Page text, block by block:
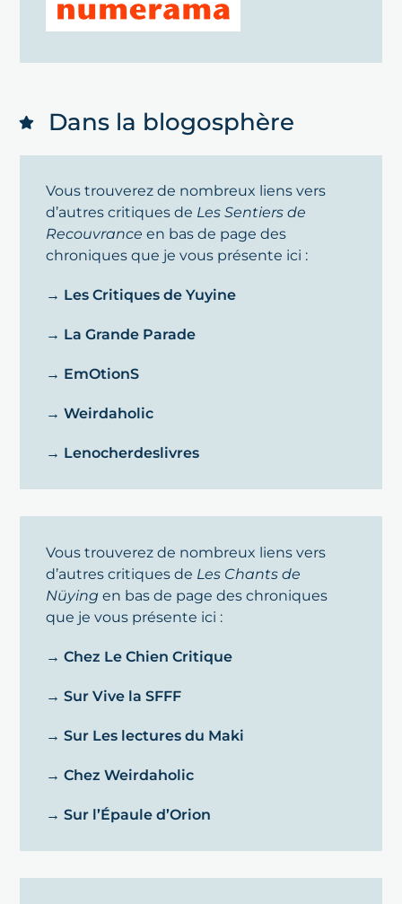
Dans la blogosphère
Vous trouverez de nombreux liens vers
d’autres critiques de Les Sentiers de
Recouvrance en bas de page des
chroniques que je vous présente ici :
→ Les Critiques de Yuyine
→ La Grande Parade
→ EmOtionS
→ Weirdaholic
→ Lenocherdeslivres
Vous trouverez de nombreux liens vers
d’autres critiques de Les Chants de
Nüying en bas de page des chroniques
que je vous présente ici :
→ Chez Le Chien Critique
→ Sur Vive la SFFF
→ Sur Les lectures du Maki
→ Chez Weirdaholic
→ Sur l’Épaule d’Orion